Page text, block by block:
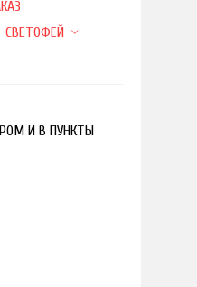
СВЕТОФЕЙ
И В ПУНКТЫ